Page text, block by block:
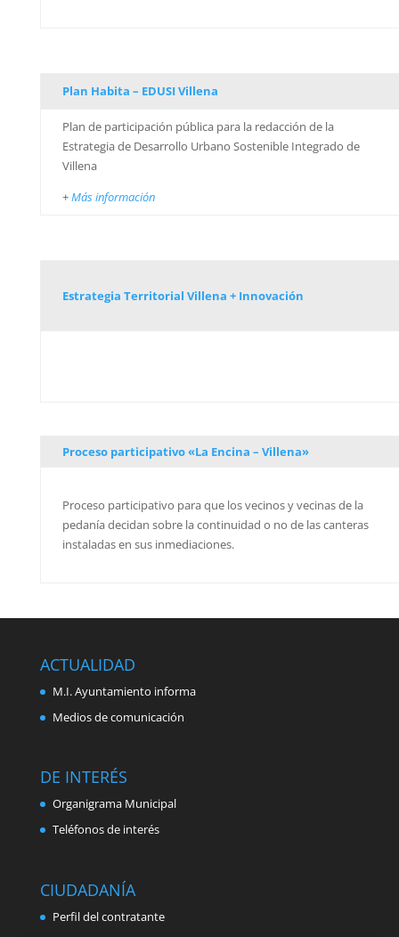
Plan Habita – EDUSI Villena
Plan de participación pública para la redacción de la
Estrategia de Desarrollo Urbano Sostenible Integrado de
Villena
+Más información
Estrategia Territorial Villena + Innovación
Proceso participativo «La Encina – Villena»
Proceso participativo para que los vecinos y vecinas de la
pedanía decidan sobre la continuidad o no de las canteras
instaladas en sus inmediaciones.
ACTUALIDAD
M.I. Ayuntamiento informa
Medios de comunicación
DE INTERÉS
Organigrama Municipal
Teléfonos de interés
CIUDADANÍA
Perfil del contratante